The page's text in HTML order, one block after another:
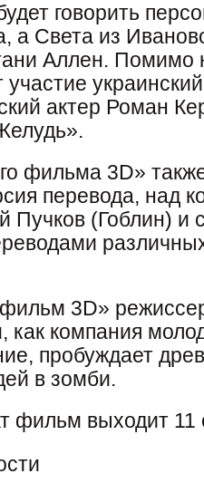
говорить
а Света из
Аллен. Помимо
актер Роман
фильма 3D»
перевода, над
Пучков (Гоблин) и
3D»
как компания
пробуждает
в зомби.
фильм выходит 11